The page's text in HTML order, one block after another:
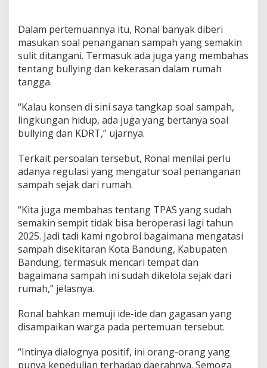
Dalam pertemuannya itu, Ronal banyak diberi
masukan soal penanganan sampah yang semakin
sulit ditangani. Termasuk ada juga yang membahas
tentang bullying dan kekerasan dalam rumah
tangga.
“Kalau konsen di sini saya tangkap soal sampah,
lingkungan hidup, ada juga yang bertanya soal
bullying dan KDRT,” ujarnya.
Terkait persoalan tersebut, Ronal menilai perlu
adanya regulasi yang mengatur soal penanganan
sampah sejak dari rumah.
“Kita juga membahas tentang TPAS yang sudah
semakin sempit tidak bisa beroperasi lagi tahun
2025. Jadi tadi kami ngobrol bagaimana mengatasi
sampah disekitaran Kota Bandung, Kabupaten
Bandung, termasuk mencari tempat dan
bagaimana sampah ini sudah dikelola sejak dari
rumah,” jelasnya.
Ronal bahkan memuji ide-ide dan gagasan yang
disampaikan warga pada pertemuan tersebut.
“Intinya dialognya positif, ini orang-orang yang
punya kepedulian terhadap daerahnya. Semoga